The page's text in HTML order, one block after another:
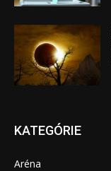
KATEGÓRIE
Aréna